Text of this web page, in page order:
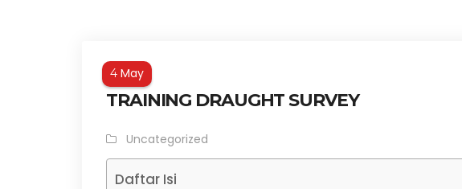
4 May
TRAINING DRAUGHT SURVEY
Uncategorized
Daftar Isi